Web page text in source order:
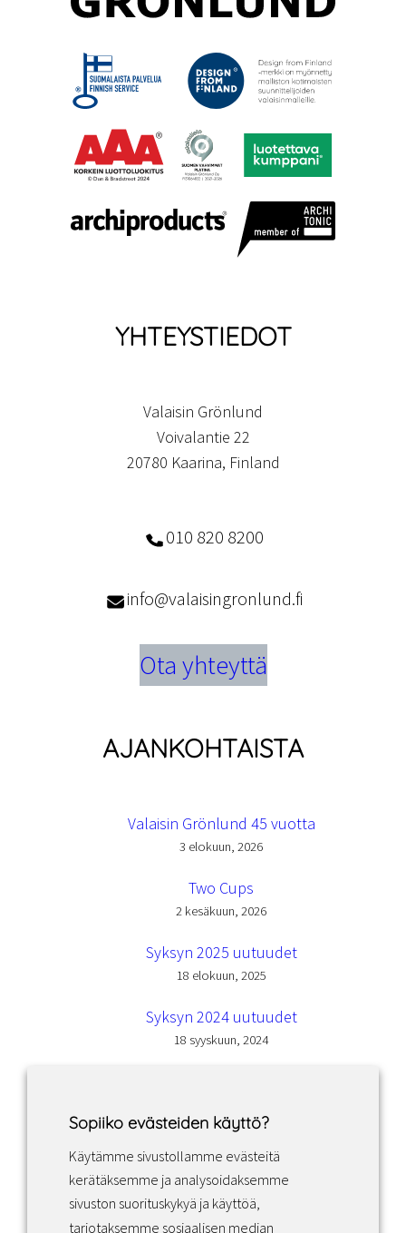
YHTEYSTIEDOT
Valaisin Grönlund
Voivalantie 22
20780 Kaarina, Finland
010 820 8200
info@valaisingronlund.fi
Ota yhteyttä
AJANKOHTAISTA
Valaisin Grönlund 45 vuotta
3 elokuun, 2026
Two Cups
2 kesäkuun, 2026
Syksyn 2025 uutuudet
18 elokuun, 2025
Syksyn 2024 uutuudet
18 syyskuun, 2024
Facebook Instagram LinkedIn
Sopiiko evästeiden käyttö?
Käytämme sivustollamme evästeitä
kerätäksemme ja analysoidaksemme
sivuston suorituskykyä ja käyttöä,
tarjotaksemme sosiaalisen median